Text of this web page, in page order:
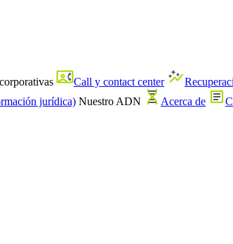
Call y contact center
jurídica) Nuestro ADN Acerca de